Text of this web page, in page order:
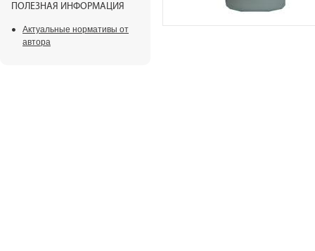
ПОЛЕЗНАЯ ИНФОРМАЦИЯ
Актуальные нормативы от
автора